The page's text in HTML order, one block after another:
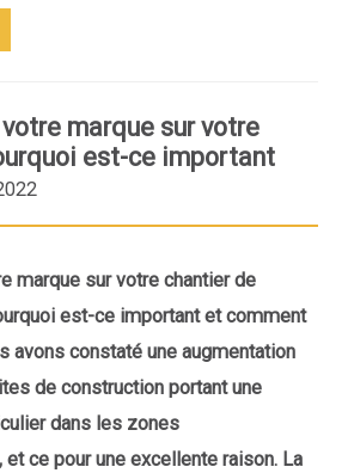
marque sur votre
est-ce important
marque sur votre chantier de
est-ce important et comment
avons constaté une augmentation
de construction portant une
dans les zones
ce pour une excellente raison. La